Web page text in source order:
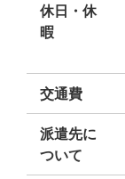
休日・休
暇
交通費
派遣先に
ついて